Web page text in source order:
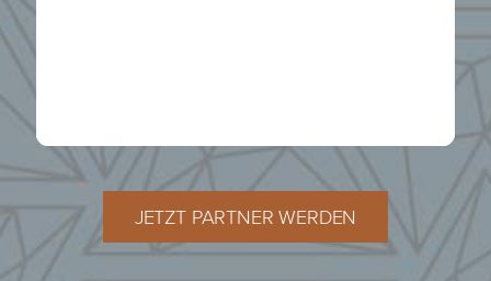
JETZT PARTNER WERDEN